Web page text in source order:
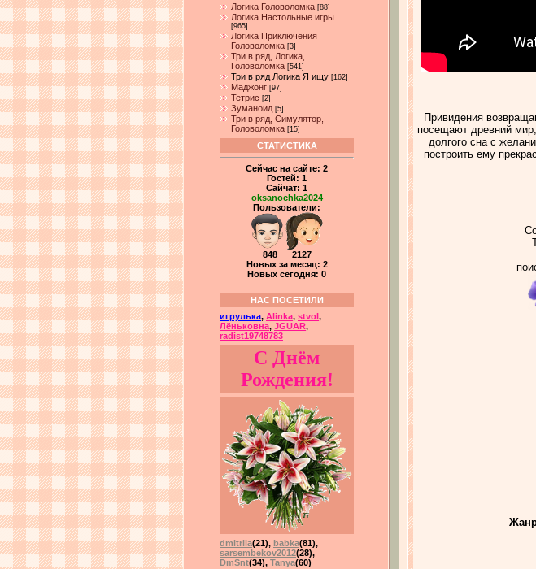
Логика Головоломка [88]
Логика Настольные игры
[965]
Логика Приключения
Головоломка [3]
Три в ряд, Логика,
Головоломка [541]
Три в ряд Логика Я ищу [162]
Маджонг [97]
Тетрис [2]
Зуманоид [5]
Три в ряд, Симулятор,
Головоломка [15]
СТАТИСТИКА
Сейчас на сайте: 2
Гостей: 1
Сайчат: 1
oksanochka2024
Пользователи:
848 2127
Новых за месяц: 2
Новых сегодня: 0
НАС ПОСЕТИЛИ
игрулька, Alinka, stvol ,
Лёньковна, JGUAR,
radist19748783
С Днём
Рождения!
dmitriia(21), babka(81),
sarsembekov2012(28),
DmSnt(34), Tanya(60)
Привидения
посещают древний
долгого сна с
построить ему